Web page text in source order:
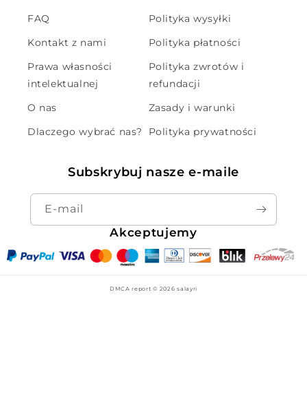
FAQ
Kontakt z nami
Prawa własności
intelektualnej
O nas
Dlaczego wybrać nas?
Polityka wysyłki
Polityka płatności
Polityka zwrotów i
refundacji
Zasady i warunki
Polityka prywatności
Subskrybuj nasze e-maile
E-mail
Akceptujemy
DMCA report © 2026salayri